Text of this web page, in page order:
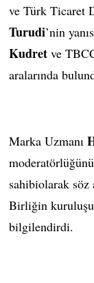
ve Türk Ticaret
Turudi’nin
Kudret ve
aralarında
Marka Uzmanı
sahibiolarak
Birliğin kuruluşu
bilgilendirdi.